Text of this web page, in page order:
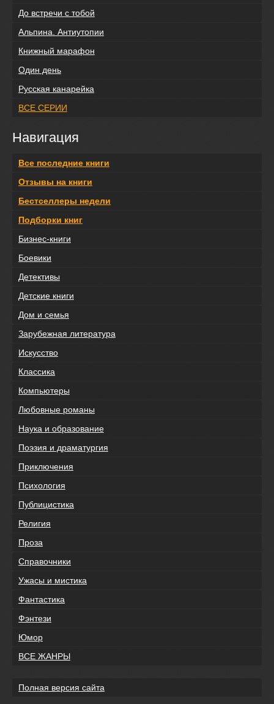
До встречи с тобой
Альпина. Антиутопии
Книжный марафон
Один день
Русская канарейка
ВСЕ СЕРИИ
Навигация
Все последние книги
Отзывы на книги
Бестселлеры недели
Подборки книг
Бизнес-книги
Боевики
Детективы
Детские книги
Дом и семья
Зарубежная литература
Искусство
Классика
Компьютеры
Любовные романы
Наука и образование
Поэзия и драматургия
Приключения
Психология
Публицистика
Религия
Проза
Справочники
Ужасы и мистика
Фантастика
Фэнтези
Юмор
ВСЕ ЖАНРЫ
Полная версия сайта